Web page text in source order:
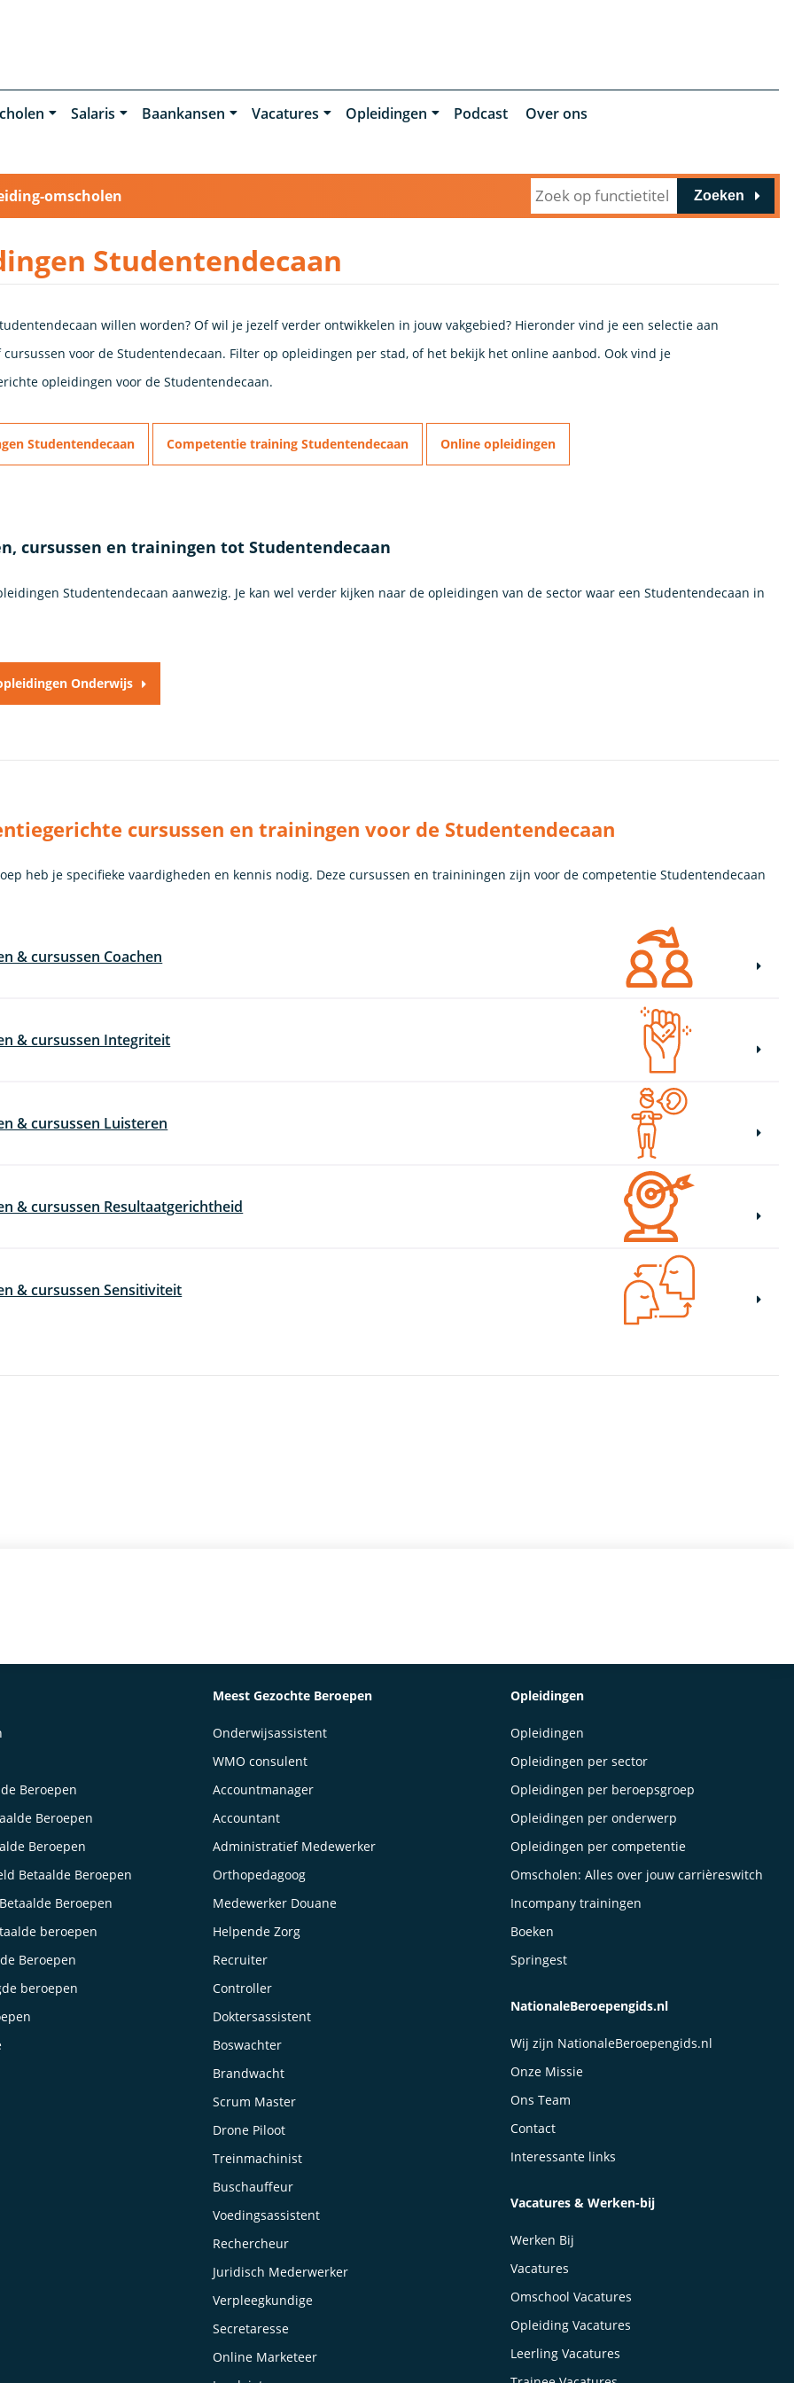
Salaris Baankansen Vacatures Opleidingen Podcast
Over ons
omscholen Zoeken
Studentendecaan
willen worden? Of wil je jezelf verder ontwikkelen in jouw vakgebied? Hieronder vind je een selectie aan
voor de Studentendecaan. Filter op opleidingen per stad, of het bekijk het online aanbod. Ook vind je
opleidingen voor de Studentendecaan.
Studentendecaan Competentie training Studentendecaan Online opleidingen
cursussen en trainingen tot Studentendecaan
Studentendecaan aanwezig. Je kan wel verder kijken naar de opleidingen van de sector waar een Studentendecaan in
Onderwijs
cursussen en trainingen voor de Studentendecaan
heb je specifieke vaardigheden en kennis nodig. Deze cursussen en traininingen zijn voor de competentie Studentendecaan
& cursussen Coachen
& cursussen Integriteit
& cursussen Luisteren
& cursussen Resultaatgerichtheid
& cursussen Sensitiviteit
Beroepen
Beroepen
Beroepen
Betaalde Beroepen
Beroepen
beroepen
Beroepen
beroepen
Meest Gezochte Beroepen
Onderwijsassistent
WMO consulent
Accountmanager
Accountant
Administratief Medewerker
Orthopedagoog
Medewerker Douane
Helpende Zorg
Recruiter
Controller
Doktersassistent
Boswachter
Brandwacht
Scrum Master
Drone Piloot
Treinmachinist
Buschauffeur
Voedingsassistent
Rechercheur
Juridisch Mederwerker
Verpleegkundige
Secretaresse
Online Marketeer
Opleidingen
Opleidingen
Opleidingen per sector
Opleidingen per beroepsgroep
Opleidingen per onderwerp
Opleidingen per competentie
Omscholen: Alles over jouw carrièreswitch
Incompany trainingen
Boeken
Springest
NationaleBeroepengids.nl
Wij zijn NationaleBeroepengids.nl
Onze Missie
Ons Team
Contact
Interessante links
Vacatures & Werken-bij
Werken Bij
Vacatures
Omschool Vacatures
Opleiding Vacatures
Leerling Vacatures